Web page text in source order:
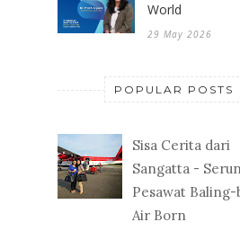
World
29 May 2026
POPULAR POSTS
Sisa Cerita dari
Sangatta -
Pesawat
Air Born